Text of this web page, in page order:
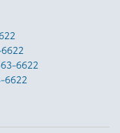
6622
6622